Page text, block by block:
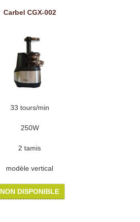
Carbel CGX-002
33 tours/min
250W
2 tamis
modèle vertical
NON DISPONIBLE